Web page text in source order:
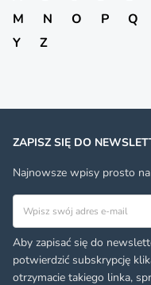
M
N O P Q
Y
Z
ZAPISZ SIĘ DO
Najnowsze wpisy prosto
Adres email
Aby zapisać się do
potwierdzić subskrypcję
otrzymacie takiego linka,